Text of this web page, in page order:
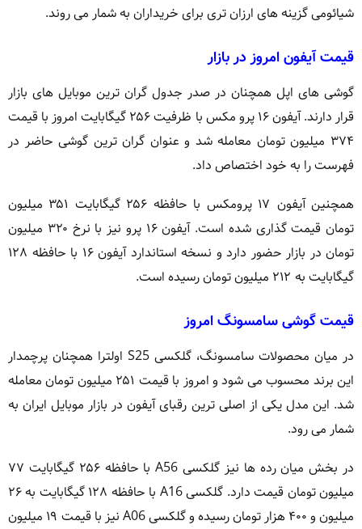
شیائومی گزینه های ارزان تری برای خریداران به شمار می روند.
قیمت آیفون امروز در بازار
گوشی های اپل همچنان در صدر جدول گران ترین موبایل های بازار
قرار دارند. آیفون ۱۶ پرو مکس با ظرفیت ۲۵۶ گیگابایت امروز با قیمت
۳۷۴ میلیون تومان معامله شد و عنوان گران ترین گوشی حاضر در
فهرست را به خود اختصاص داد.
همچنین آیفون ۱۷ پرومکس با حافظه ۲۵۶ گیگابایت ۳۵۱ میلیون
تومان قیمت گذاری شده است. آیفون ۱۶ پرو نیز با نرخ ۳۲۰ میلیون
تومان در بازار حضور دارد و نسخه استاندارد آیفون ۱۶ با حافظه ۱۲۸
گیگابایت به ۲۱۲ میلیون تومان رسیده است.
قیمت گوشی سامسونگ امروز
در میان محصولات سامسونگ، گلکسی S25 اولترا همچنان پرچمدار
این برند محسوب می شود و امروز با قیمت ۲۵۱ میلیون تومان معامله
شد. این مدل یکی از اصلی ترین رقبای آیفون در بازار موبایل ایران به
شمار می رود.
در بخش میان رده ها نیز گلکسی A56 با حافظه ۲۵۶ گیگابایت ۷۷
میلیون تومان قیمت دارد. گلکسی A16 با حافظه ۱۲۸ گیگابایت به ۲۶
میلیون و ۴۰۰ هزار تومان رسیده و گلکسی A06 نیز با قیمت ۱۹ میلیون